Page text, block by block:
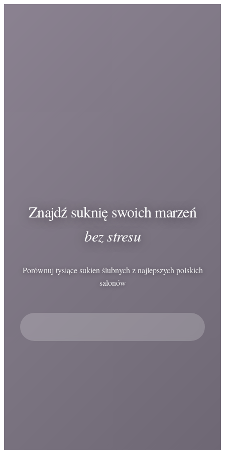
Znajdź suknię swoich marzeń
bez stresu
Porównuj tysiące sukien ślubnych z najlepszych polskich
salonów